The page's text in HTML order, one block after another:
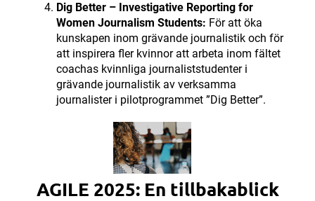
Dig Better – Investigative Reporting for
Women Journalism Students: För att öka
kunskapen inom grävande journalistik och för
att inspirera fler kvinnor att arbeta inom fältet
coachas kvinnliga journaliststudenter i
grävande journalistik av verksamma
journalister i pilotprogrammet ”Dig Better”.
AGILE 2025: En tillbakablick